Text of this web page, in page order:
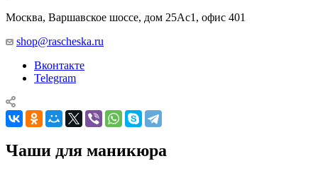
Москва, Варшавское шоссе, дом 25Аc1, офис 401
shop@rascheska.ru
Вконтакте
Telegram
Чаши для маникюра